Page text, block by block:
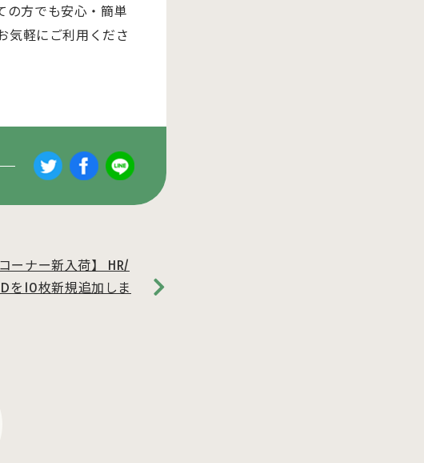
の方でも安心・簡単
気軽にご利用くださ
コーナー新入荷】 HR/
を10枚新規追加しま